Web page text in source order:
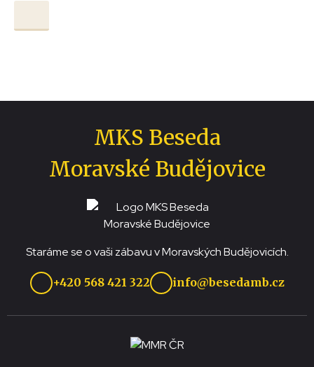
MKS Beseda
Moravské Budějovice
Staráme se o vaši zábavu v Moravských Budějovicích.
+420 568 421 322 info@besedamb.cz